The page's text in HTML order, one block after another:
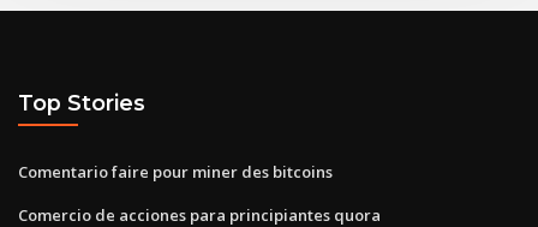
Top Stories
Comentario faire pour miner des bitcoins
Comercio de acciones para principiantes quora